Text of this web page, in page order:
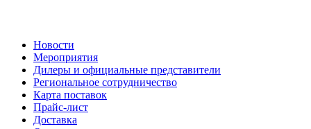
Новости
Мероприятия
Дилеры и официальные представители
Региональное сотрудничество
Карта поставок
Прайс-лист
Доставка